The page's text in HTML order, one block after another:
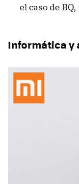
el caso de
Informática y